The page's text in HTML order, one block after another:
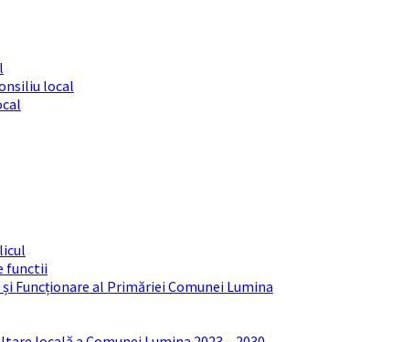
local
functii
Funcționare al Primăriei Comunei Lumina